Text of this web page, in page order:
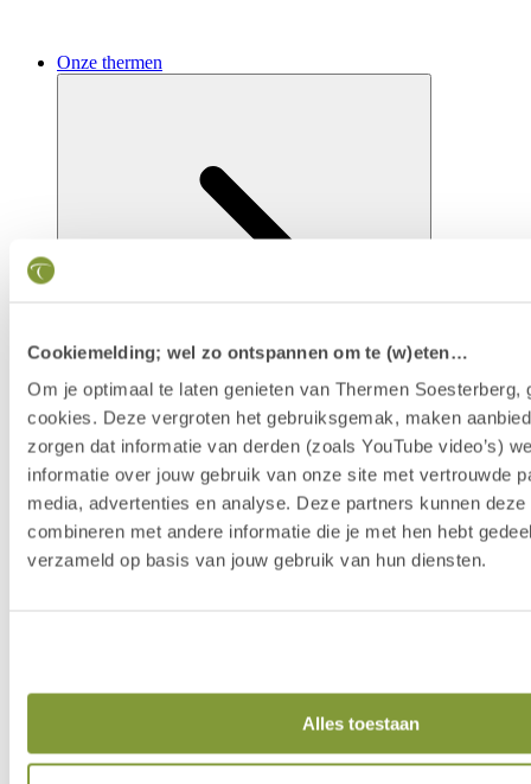
Cookiemelding; wel zo ontspannen om te (w)eten…
Om je optimaal te laten genieten van Thermen Soesterberg,
cookies. Deze vergroten het gebruiksgemak, maken
zorgen dat informatie van derden (zoals YouTube video’s)
informatie over jouw gebruik van onze site met vertrouwde
media, advertenties en analyse. Deze partners kunnen deze
combineren met andere informatie die je met hen hebt
verzameld op basis van jouw gebruik van hun diensten.
Alles toestaan
Onze thermen
Faciliteiten